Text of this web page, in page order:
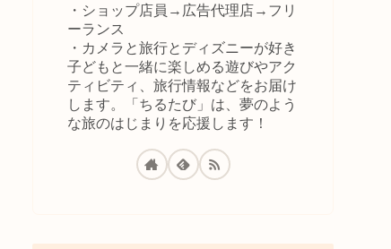
・ショップ店員→広告代理店→フリ
ーランス
・カメラと旅行とディズニーが好き
子どもと一緒に楽しめる遊びやアク
ティビティ、旅行情報などをお届け
します。「ちるたび」は、夢のよう
な旅のはじまりを応援します！